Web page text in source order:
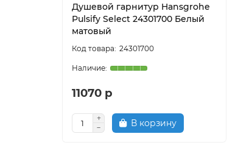
Душевой гарнитур Hansgrohe
Pulsify Select 24301700 Белый
матовый
24301700
11070 р
В корзину